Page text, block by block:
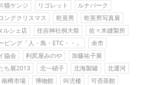
猫ケンジ リゴレット
ルナパーク
ングクリスマス 乾英男
乾英男写真展
ルシェ店 住吉神社例大祭
佐々木縫製所
ビング「人・鳥・ETC・・」
余市
協会 利尻屋みのや
加藤祐子展
ち展2013 北一硝子 北海製罐
北運河
南樽市場 博物館 叫児楼
可否茶館